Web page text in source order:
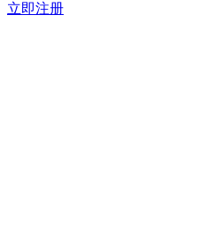
立即注册